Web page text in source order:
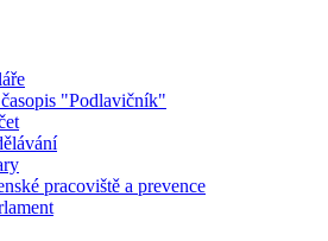
"Podlavičník"
pracoviště a prevence